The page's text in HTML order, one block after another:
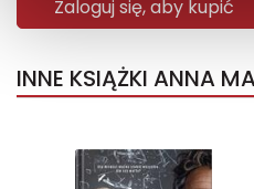
Zaloguj się, aby kupić
INNE KSIĄŻKI ANNA